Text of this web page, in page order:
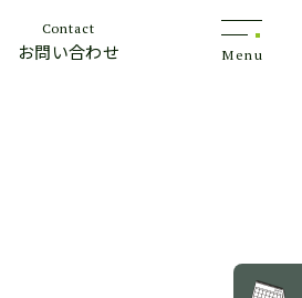
Menu
Contact
お問い合わせ